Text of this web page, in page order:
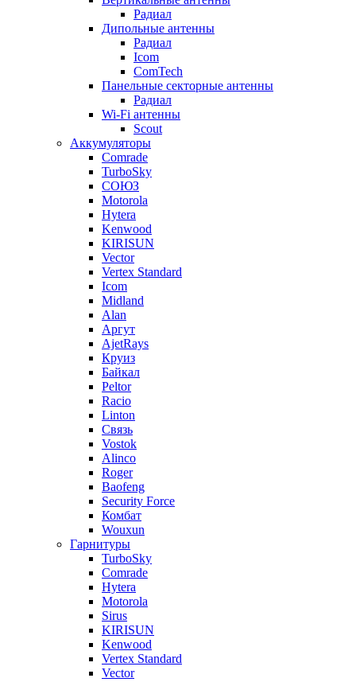
Радиал
Дипольные антенны
Радиал
Icom
ComTech
Панельные секторные антенны
Радиал
Wi-Fi антенны
Scout
Аккумуляторы
Comrade
TurboSky
СОЮЗ
Motorola
Hytera
Kenwood
KIRISUN
Vector
Vertex Standard
Icom
Midland
Alan
Аргут
AjetRays
Круиз
Байкал
Peltor
Racio
Linton
Связь
Vostok
Alinco
Roger
Baofeng
Security Force
Комбат
Wouxun
Гарнитуры
TurboSky
Comrade
Hytera
Motorola
Sirus
KIRISUN
Kenwood
Vertex Standard
Vector